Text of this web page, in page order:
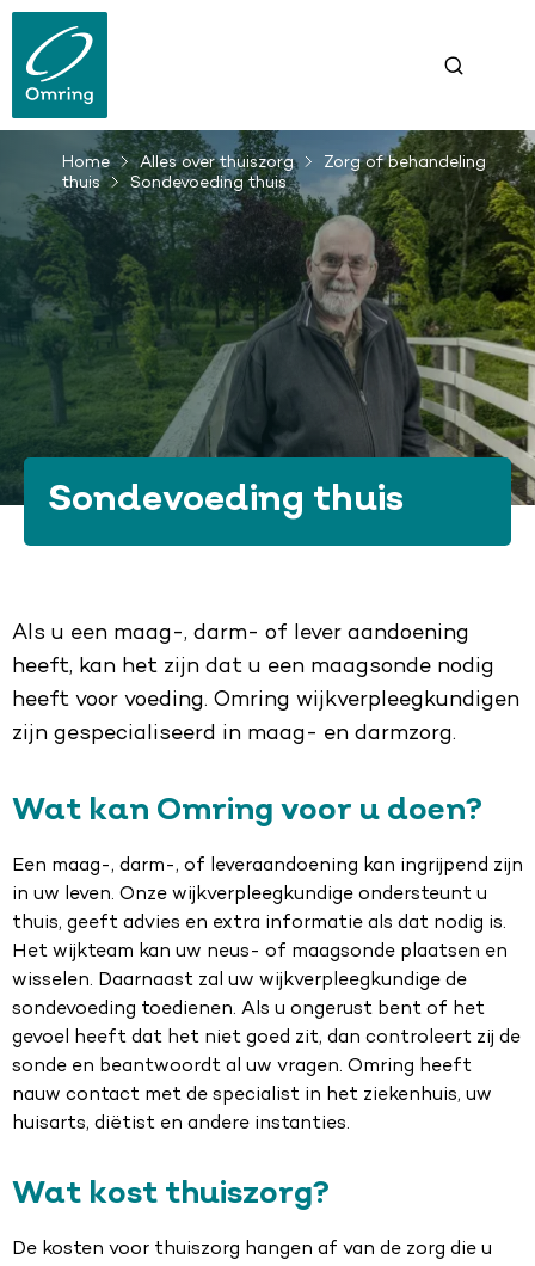
naar
gaan
Kruimelpad
Home Alles over thuiszorg
Zorg of behandeling
thuis
Sondevoeding thuis
Sondevoeding thuis
Als u een maag-, darm- of lever aandoening
heeft, kan het zijn dat u een maagsonde nodig
heeft voor voeding. Omring wijkverpleegkundigen
zijn gespecialiseerd in maag- en darmzorg.
Wat kan Omring voor u doen?
Een maag-, darm-, of leveraandoening kan ingrijpend zijn
in uw leven. Onze wijkverpleegkundige ondersteunt u
thuis, geeft advies en extra informatie als dat nodig is.
Het wijkteam kan uw neus- of maagsonde plaatsen en
wisselen. Daarnaast zal uw wijkverpleegkundige de
sondevoeding toedienen. Als u ongerust bent of het
gevoel heeft dat het niet goed zit, dan controleert zij de
sonde en beantwoordt al uw vragen. Omring heeft
nauw contact met de specialist in het ziekenhuis, uw
huisarts, diëtist en andere instanties.
Wat kost thuiszorg?
De kosten voor thuiszorg hangen af van de zorg die u